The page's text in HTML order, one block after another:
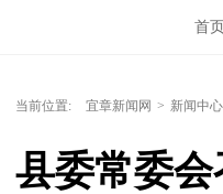
首页
当前位置: 宜章新闻网 > 新闻中心
县委常委会